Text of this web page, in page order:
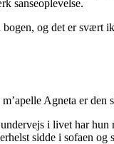
sanseoplevelse.
og det er svært
Agneta er
i livet har
sidde i sofaen